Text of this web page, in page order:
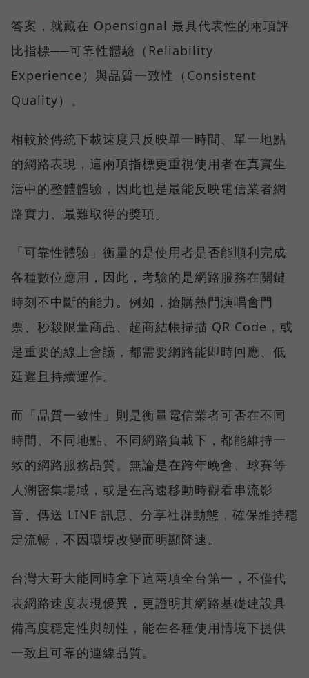
答案，就藏在 Opensignal 最具代表性的兩項評
比指標──可靠性體驗（Reliability
Experience）與品質一致性（Consistent
Quality）。
相較於傳統下載速度只反映單一時間、單一地點
的網路表現，這兩項指標更重視使用者在真實生
活中的整體體驗，因此也是最能反映電信業者網
路實力、最難取得的獎項。
「可靠性體驗」衡量的是使用者是否能順利完成
各種數位應用，因此，考驗的是網路服務在關鍵
時刻不中斷的能力。例如，搶購熱門演唱會門
票、秒殺限量商品、超商結帳掃描 QR Code，或
是重要的線上會議，都需要網路能即時回應、低
延遲且持續運作。
而「品質一致性」則是衡量電信業者可否在不同
時間、不同地點、不同網路負載下，都能維持一
致的網路服務品質。無論是在跨年晚會、球賽等
人潮密集場域，或是在高速移動時觀看串流影
音、傳送 LINE 訊息、分享社群動態，確保維持穩
定流暢，不因環境改變而明顯降速。
台灣大哥大能同時拿下這兩項全台第一，不僅代
表網路速度表現優異，更證明其網路基礎建設具
備高度穩定性與韌性，能在各種使用情境下提供
一致且可靠的連線品質。